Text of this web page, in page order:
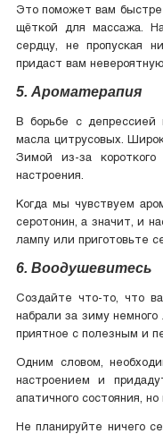
Это поможет вам
щёткой для массажа.
сердцу, не пропуская
придаст вам
5. Ароматерапия
В борьбе с депрессией
масла цитрусовых.
Зимой из-за
настроения.
Когда мы чувствуем
серотонин, а значит, и
лампу или приготовьте
6. Воодушевитесь
Создайте что-то, что
набрали за зиму
приятное с полезным и
Одним словом,
настроением и
апатичного состояния,
Не планируйте ничего